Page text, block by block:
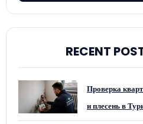
RECENT
Проверка
и плесень в